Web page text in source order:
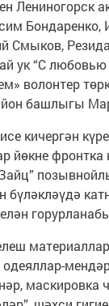
Лениногорск
Бондаренко,
Смыков, Резида
ук “С
волонтер
башлыгы
кичергән
йөкне фронтка
бүләкләүдә
маскировка